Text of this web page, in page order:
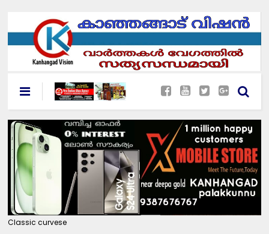
Classic curvese